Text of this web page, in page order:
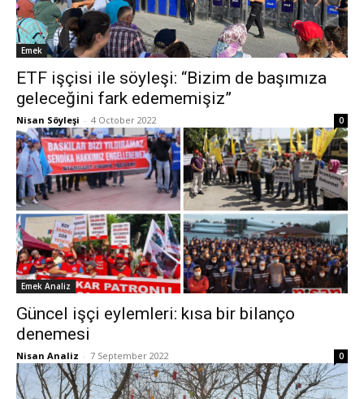
Emek
ETF işçisi ile söyleşi: “Bizim de başımıza
geleceğini fark edememişiz”
Nisan Söyleşi - 4 October 2022 0
Emek Analiz
Güncel işçi eylemleri: kısa bir bilanço
denemesi
Nisan Analiz - 7 September 2022 0